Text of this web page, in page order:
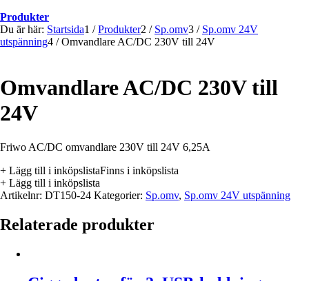
Produkter
Du är här: Startsida1 / Produkter2 / Sp.omv3 / Sp.omv 24V
utspänning4 / Omvandlare AC/DC 230V till 24V
Omvandlare AC/DC 230V till
24V
Friwo AC/DC omvandlare 230V till 24V 6,25A
+ Lägg till i inköpslistaFinns i inköpslista
+ Lägg till i inköpslista
Artikelnr: DT150-24 Kategorier: Sp.omv, Sp.omv 24V utspänning
Relaterade produkter